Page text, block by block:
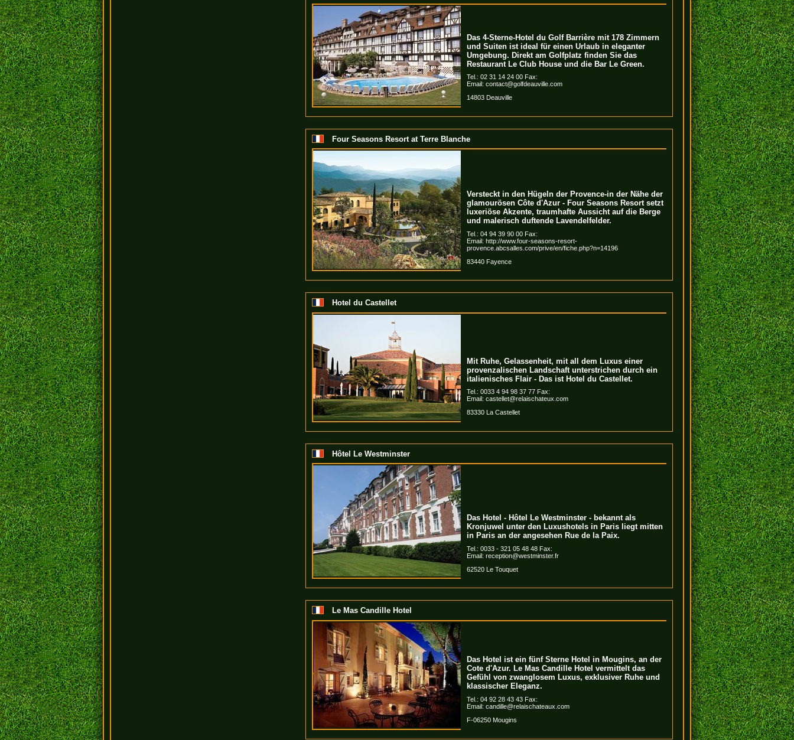
Das 4-Sterne-Hotel du Golf Barrière mit 178 Zimmern
und Suiten ist ideal für einen Urlaub in eleganter
Umgebung. Direkt am Golfplatz finden Sie das
Restaurant Le Club House und die Bar Le Green.
Tel.: 02 31 14 24 00 Fax:
Email: contact@golfdeauville.com
14803 Deauville
Four Seasons Resort at Terre Blanche
Versteckt in den Hügeln der Provence-in der Nähe der
glamourösen Côte d'Azur - Four Seasons Resort setzt
luxeriöse Akzente, traumhafte Aussicht auf die Berge
und malerisch duftende Lavendelfelder.
Tel.: 04 94 39 90 00 Fax:
Email: http://www.four-seasons-resort-
provence.abcsalles.com/prive/en/fiche.php?n=14196
83440 Fayence
Hotel du Castellet
Mit Ruhe, Gelassenheit, mit all dem Luxus einer
provenzalischen Landschaft unterstrichen durch ein
italienisches Flair - Das ist Hotel du Castellet.
Tel.: 0033 4 94 98 37 77 Fax:
Email: castellet@relaischateux.com
83330 La Castellet
Hôtel Le Westminster
Das Hotel - Hôtel Le Westminster - bekannt als
Kronjuwel unter den Luxushotels in Paris liegt mitten
in Paris an der angesehen Rue de la Paix.
Tel.: 0033 - 321 05 48 48 Fax:
Email: reception@westminster.fr
62520 Le Touquet
Le Mas Candille Hotel
Das Hotel ist ein fünf Sterne Hotel in Mougins, an der
Cote d'Azur. Le Mas Candille Hotel vermittelt das
Gefühl von zwanglosem Luxus, exklusiver Ruhe und
klassischer Eleganz.
Tel.: 04 92 28 43 43 Fax:
Email: candille@relaischateaux.com
F-06250 Mougins